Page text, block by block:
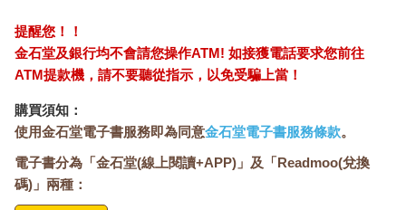
提醒您！！
金石堂及銀行均不會請您操作ATM! 如接獲電話要求您前往
ATM提款機，請不要聽從指示，以免受騙上當！
購買須知：
使用金石堂電子書服務即為同意金石堂電子書服務條款。
電子書分為「金石堂(線上閱讀+APP)」及「Readmoo(兌換
碼)」兩種：